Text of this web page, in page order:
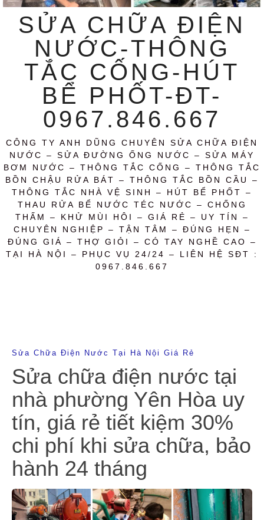
SỬA CHỮA ĐIỆN
NƯỚC-THÔNG
TẮC CỐNG-HÚT
BỂ PHỐT-ĐT-
0967.846.667
CÔNG TY ANH DŨNG CHUYÊN SỬA CHỮA ĐIỆN
NƯỚC – SỬA ĐƯỜNG ỐNG NƯỚC – SỬA MÁY
BƠM NƯỚC – THÔNG TẮC CỐNG – THÔNG TẮC
BỒN CHẬU RỬA BÁT – THÔNG TẮC BỒN CẦU –
THÔNG TẮC NHÀ VỆ SINH – HÚT BỂ PHỐT –
THAU RỬA BỂ NƯỚC TÉC NƯỚC – CHỐNG
THẤM – KHỬ MÙI HÔI – GIÁ RẺ – UY TÍN –
CHUYÊN NGHIỆP – TẬN TÂM – ĐÚNG HẸN –
ĐÚNG GIÁ – THỢ GIỎI – CÓ TAY NGHỀ CAO –
TẠI HÀ NỘI – PHỤC VỤ 24/24 – LIÊN HỆ SĐT :
0967.846.667
Sửa Chữa Điện Nước Tại Hà Nội Giá Rẻ
Sửa chữa điện nước tại
nhà phường Yên Hòa uy
tín, giá rẻ tiết kiệm 30%
chi phí khi sửa chữa, bảo
hành 24 tháng